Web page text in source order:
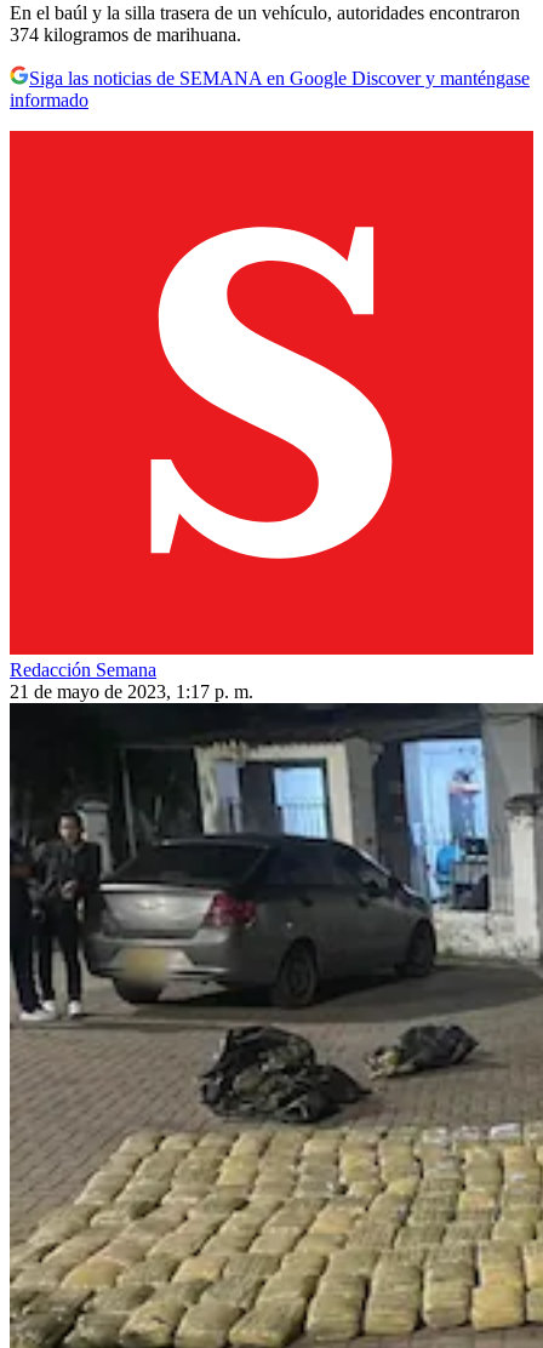
En el baúl y la silla trasera de un vehículo, autoridades encontraron
374 kilogramos de marihuana.
Siga las noticias de SEMANA en Google Discover y manténgase
informado
Redacción Semana
21 de mayo de 2023, 1:17 p. m.